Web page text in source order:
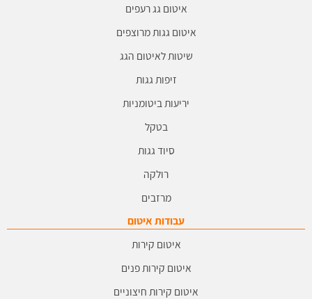
איטום גג רעפים
איטום גגות מרוצפים
שיטות לאיטום הגג
זיפות גגות
יריעות ביטומניות
בטקל
סיוד גגות
רולקה
מרזבים
עבודות איטום
איטום קירות
איטום קירות פנים
איטום קירות חיצוניים